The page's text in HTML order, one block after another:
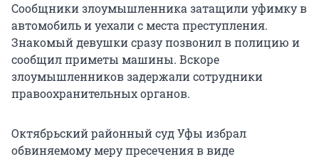
Сообщники злоумышленника затащили уфимку в
автомобиль и уехали с места преступления.
Знакомый девушки сразу позвонил в полицию и
сообщил приметы машины. Вскоре
злоумышленников задержали сотрудники
правоохранительных органов.
Октябрьский районный суд Уфы избрал
обвиняемому меру пресечения в виде